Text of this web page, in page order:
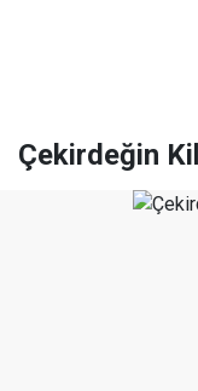
Çekirdeğin